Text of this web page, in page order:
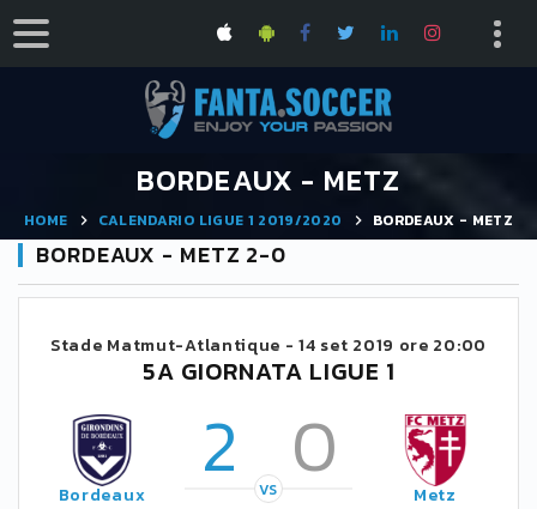
BORDEAUX - METZ
HOME CALENDARIO LIGUE 1 2019/2020 BORDEAUX - METZ
BORDEAUX - METZ 2-0
Stade Matmut-Atlantique -14 set 2019 ore 20:00
5A GIORNATA LIGUE 1
Bordeaux 2 0
VS Metz